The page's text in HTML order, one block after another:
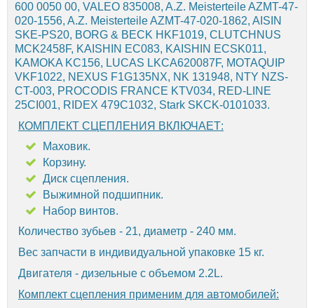
600 0050 00, VALEO 835008, A.Z. Meisterteile AZMT-47-
020-1556, A.Z. Meisterteile AZMT-47-020-1862, AISIN
SKE-PS20, BORG & BECK HKF1019, CLUTCHNUS
MCK2458F, KAISHIN EC083, KAISHIN ECSK011,
KAMOKA KC156, LUCAS LKCA620087F, MOTAQUIP
VKF1022, NEXUS F1G135NX, NK 131948, NTY NZS-
CT-003, PROCODIS FRANCE KTV034, RED-LINE
25CI001, RIDEX 479C1032, Stark SKCK-0101033.
КОМПЛЕКТ СЦЕПЛЕНИЯ ВКЛЮЧАЕТ:
Маховик.
Корзину.
Диск сцепления.
Выжимной подшипник.
Набор винтов.
Количество зубьев - 21, диаметр - 240 мм.
Вес запчасти в индивидуальной упаковке 15 кг.
Двигателя - дизельные с объемом 2.2L.
Комплект сцепления применим для автомобилей: